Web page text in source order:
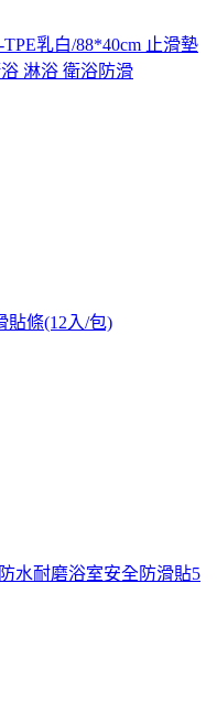
乳白/88*40cm 止滑墊
淋浴 衛浴防滑
貼條(12入/包)
水耐磨浴室安全防滑貼5